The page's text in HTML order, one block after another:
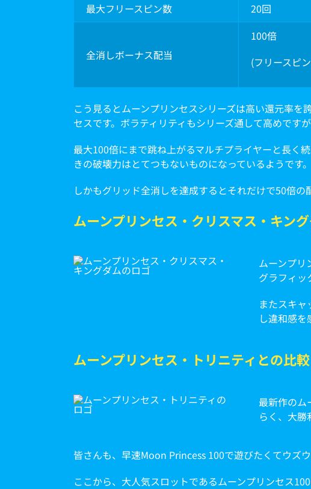
最大フリースピン数
20回
全消しボーナス配当
100倍
(フリースピ
こう見るとムーンプリンセスシリーズは高い還元率
セスです。ボラティリティもシリーズ通して高めです
最大100倍にまで跳ね上がるマルチプライヤーと長く
きの破壊力はとてつもないものになっているようです。
しかもグリッド全消しを達成するとそれだけで50倍
ムーンプリンセス・クリスマス・キン
ムーンプリ
グラフィッ
またスキ
し違和感を
ムーンプリンセス・トリニティとの比較
最新作のム
らく、大勝
皆さんも、早速Moon Princess 100で遊びたくてウズ
ここから、大人気スロットであるムーンプリンセス